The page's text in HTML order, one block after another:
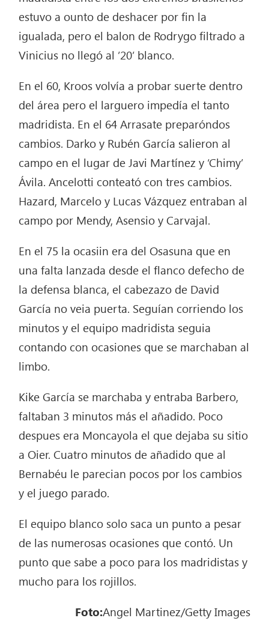
estuvo a ounto de deshacer por fin la
igualada, pero el balon de Rodrygo filtrado a
Vinicius no llegó al ’20’ blanco.
En el 60, Kroos volvía a probar suerte dentro
del área pero el larguero impedía el tanto
madridista. En el 64 Arrasate preparóndos
cambios. Darko y Rubén García salieron al
campo en el lugar de Javi Martínez y ‘Chimy’
Ávila. Ancelotti conteató con tres cambios.
Hazard, Marcelo y Lucas Vázquez entraban al
campo por Mendy, Asensio y Carvajal.
En el 75 la ocasiin era del Osasuna que en
una falta lanzada desde el flanco defecho de
la defensa blanca, el cabezazo de David
García no veia puerta. Seguían corriendo los
minutos y el equipo madridista seguia
contando con ocasiones que se marchaban al
limbo.
Kike García se marchaba y entraba Barbero,
faltaban 3 minutos más el añadido. Poco
despues era Moncayola el que dejaba su sitio
a Oier. Cuatro minutos de añadido que al
Bernabéu le parecian pocos por los cambios
y el juego parado.
El equipo blanco solo saca un punto a pesar
de las numerosas ocasiones que contó. Un
punto que sabe a poco para los madridistas y
mucho para los rojillos.
Foto:Angel Martinez/Getty Images